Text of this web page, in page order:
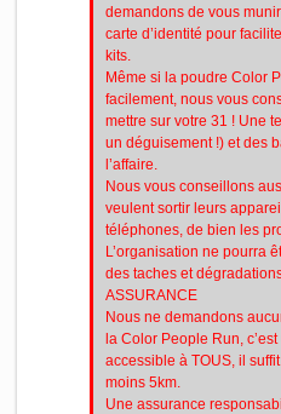
demandons de vous
carte d’identité pour
kits.
Même si la poudre Color
facilement, nous vous
mettre sur votre 31 ! Une
un déguisement !) et des
l’affaire.
Nous vous conseillons
veulent sortir leurs
téléphones, de bien les
L’organisation ne pourra
des taches et
ASSURANCE
Nous ne demandons
la Color People Run,
accessible à TOUS, il
moins 5km.
Une assurance